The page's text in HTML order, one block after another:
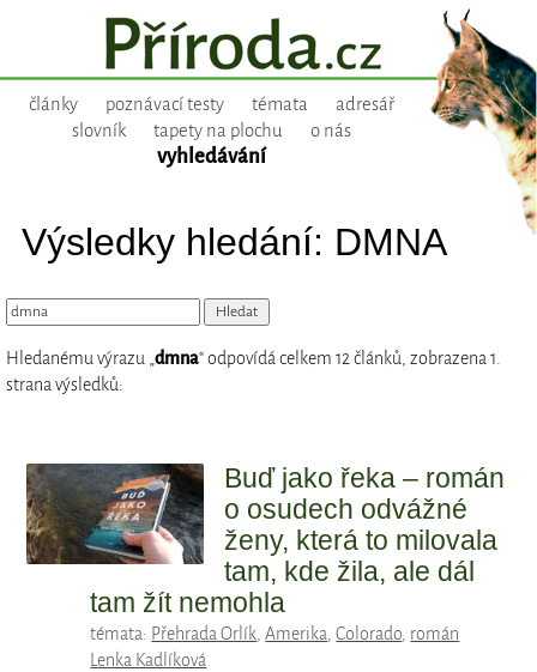
články poznávací testy témata
adresář
slovník
tapety na plochu o nás
vyhledávání
Výsledky hledání: DMNA
Hledanému výrazu „dmna“ odpovídá celkem 12 článků, zobrazena 1.
strana výsledků:
Buď jako řeka – román
o osudech odvážné
ženy, která to milovala
tam, kde žila, ale dál
tam žít nemohla
témata: Přehrada Orlík,Amerika,Colorado, román
Lenka Kadlíková